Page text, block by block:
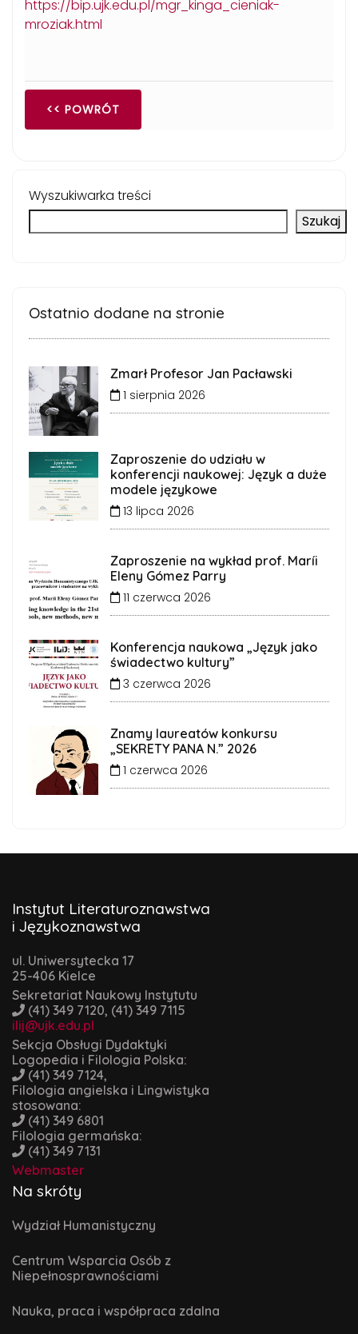
https://bip.ujk.edu.pl/mgr_kinga_cieniak-
mroziak.html
<< POWRÓT
Wyszukiwarka treści
Szukaj
Ostatnio dodane na stronie
Zmarł Profesor Jan Pacławski
1 sierpnia 2026
Zaproszenie do udziału w
konferencji naukowej: Język a duże
modele językowe
13 lipca 2026
Zaproszenie na wykład prof. Maríi
Eleny Gómez Parry
11 czerwca 2026
Konferencja naukowa „Język jako
świadectwo kultury”
3 czerwca 2026
Znamy laureatów konkursu
„SEKRETY PANA N.” 2026
1 czerwca 2026
Instytut Literaturoznawstwa
i Językoznawstwa
ul. Uniwersytecka 17
25-406 Kielce
Sekretariat Naukowy Instytutu
(41) 349 7120, (41) 349 7115
ilij@ujk.edu.pl
Sekcja Obsługi Dydaktyki
Logopedia i Filologia Polska:
(41) 349 7124,
Filologia angielska i Lingwistyka
stosowana:
(41) 349 6801
Filologia germańska:
(41) 349 7131
Webmaster
Na skróty
Wydział Humanistyczny
Centrum Wsparcia Osób z
Niepełnosprawnościami
Nauka, praca i współpraca zdalna